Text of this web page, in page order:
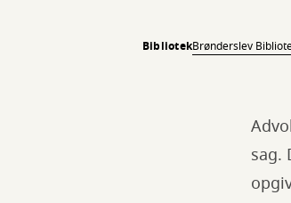
BibliotekBrønderslev
sag.